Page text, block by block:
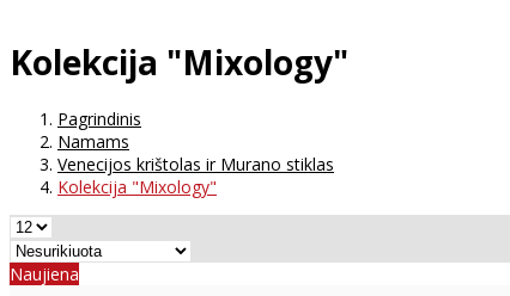
Kolekcija "Mixology"
Pagrindinis
Namams
Venecijos krištolas ir Murano stiklas
Kolekcija "Mixology"
Naujiena